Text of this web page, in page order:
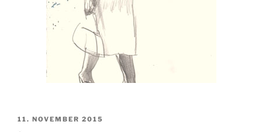
VERÖFFENTLICHT
11. NOVEMBER 2015